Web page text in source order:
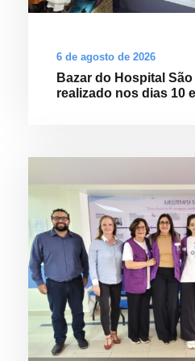
i
a
d
o
e
6 de agosto de 2026
Bazar do Hospital
realizado nos dias 10